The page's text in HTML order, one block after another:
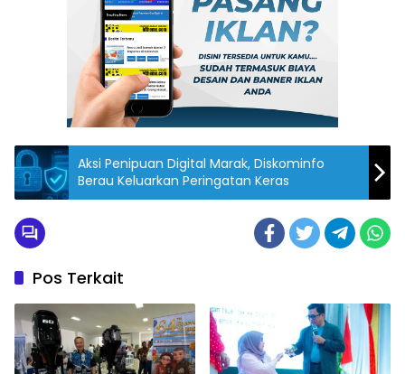
Aksi Penipuan Digital Marak, Diskominfo
Berau Keluarkan Peringatan Keras
Pos Terkait